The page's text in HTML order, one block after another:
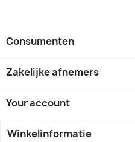
Consumenten
Zakelijke afnemers
Your account
Winkelinformatie